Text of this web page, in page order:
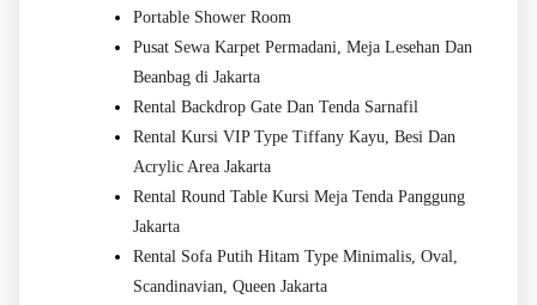
Portable Shower Room
Pusat Sewa Karpet Permadani, Meja Lesehan Dan
Beanbag di Jakarta
Rental Backdrop Gate Dan Tenda Sarnafil
Rental Kursi VIP Type Tiffany Kayu, Besi Dan
Acrylic Area Jakarta
Rental Round Table Kursi Meja Tenda Panggung
Jakarta
Rental Sofa Putih Hitam Type Minimalis, Oval,
Scandinavian, Queen Jakarta